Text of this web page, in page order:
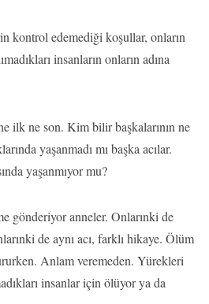
kontrol edemediği koşullar, onların
insanların onların adına
ilk ne son. Kim bilir başkalarının ne
yaşanmadı mı başka acılar.
yaşanmıyor mu?
gönderiyor anneler. Onlarınki de
de aynı acı, farklı hikaye. Ölüm
Anlam veremeden. Yürekleri
insanlar için ölüyor ya da